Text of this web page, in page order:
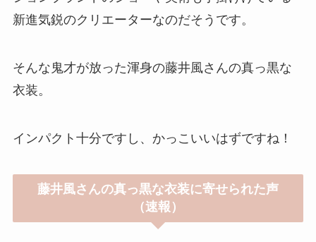
新進気鋭のクリエーターなのだそうです。
そんな鬼才が放った渾身の藤井風さんの真っ黒な
衣装。
インパクト十分ですし、かっこいいはずですね！
藤井風さんの真っ黒な衣装に寄せられた声
（速報）